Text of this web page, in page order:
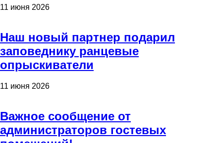
11 июня 2026
Наш новый партнер подарил
заповеднику ранцевые
опрыскиватели
11 июня 2026
Важное сообщение от
администраторов гостевых